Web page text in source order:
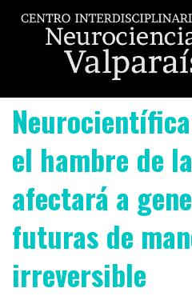
el hambre de
afectará a
futuras de
irreversible